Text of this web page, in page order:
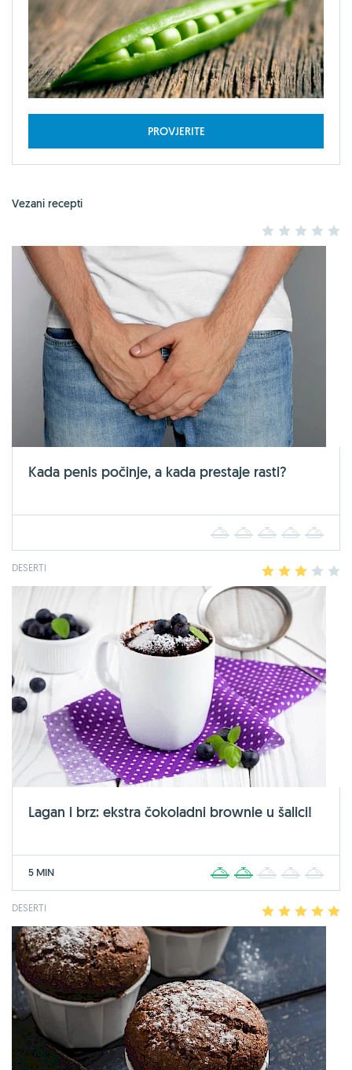
PROVJERITE
Vezani recepti
2 3 4
Kada penis počinje, a kada prestaje rasti?
2 3 4
DESERTI 2 3 4
Lagan i brz: ekstra čokoladni brownie u šalici!
5 MIN 2 3 4
DESERTI 2 3 4